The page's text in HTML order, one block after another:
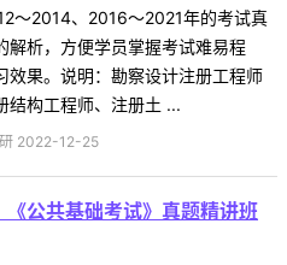
～2014、2016～2021年的考试真
解析，方便学员掌握考试难易程
效果。说明：勘察设计注册工程师
结构工程师、注册土 ...
2022-12-25
公共基础考试》真题精讲班